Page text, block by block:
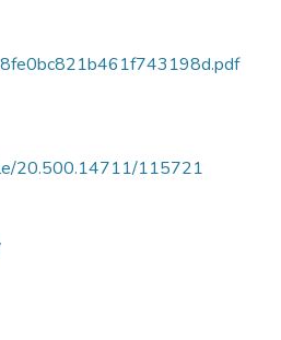
20.500.14711/115721